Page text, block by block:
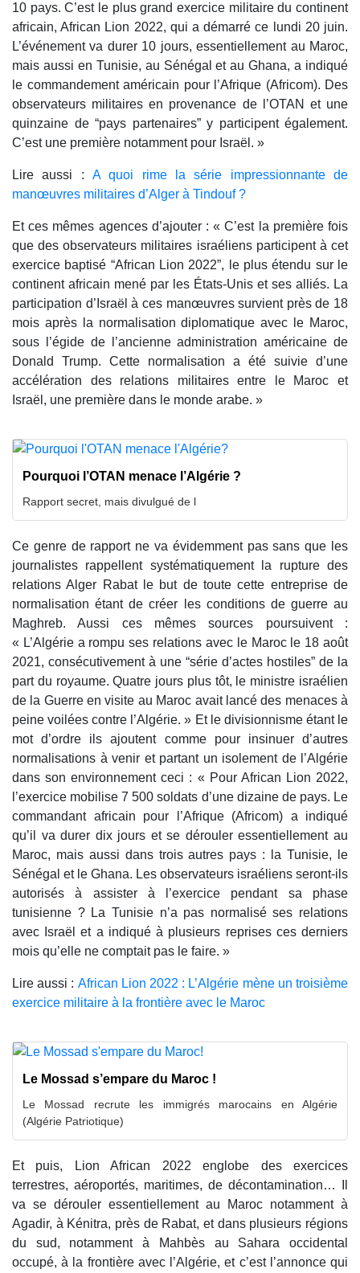
10 pays. C’est le plus grand exercice militaire du continent
africain, African Lion 2022, qui a démarré ce lundi 20 juin.
L’événement va durer 10 jours, essentiellement au Maroc,
mais aussi en Tunisie, au Sénégal et au Ghana, a indiqué
le commandement américain pour l’Afrique (Africom). Des
observateurs militaires en provenance de l’OTAN et une
quinzaine de “pays partenaires” y participent également.
C’est une première notamment pour Israël. »
Lire aussi : A quoi rime la série impressionnante de
manœuvres militaires d’Alger à Tindouf ?
Et ces mêmes agences d’ajouter : « C’est la première fois
que des observateurs militaires israéliens participent à cet
exercice baptisé “African Lion 2022”, le plus étendu sur le
continent africain mené par les États-Unis et ses alliés. La
participation d’Israël à ces manœuvres survient près de 18
mois après la normalisation diplomatique avec le Maroc,
sous l’égide de l’ancienne administration américaine de
Donald Trump. Cette normalisation a été suivie d’une
accélération des relations militaires entre le Maroc et
Israël, une première dans le monde arabe. »
Pourquoi l’OTAN menace l’Algérie ?
Rapport secret, mais divulgué de l
Ce genre de rapport ne va évidemment pas sans que les
journalistes rappellent systématiquement la rupture des
relations Alger Rabat le but de toute cette entreprise de
normalisation étant de créer les conditions de guerre au
Maghreb. Aussi ces mêmes sources poursuivent :
« L’Algérie a rompu ses relations avec le Maroc le 18 août
2021, consécutivement à une “série d’actes hostiles” de la
part du royaume. Quatre jours plus tôt, le ministre israélien
de la Guerre en visite au Maroc avait lancé des menaces à
peine voilées contre l’Algérie. » Et le divisionnisme étant le
mot d’ordre ils ajoutent comme pour insinuer d’autres
normalisations à venir et partant un isolement de l’Algérie
dans son environnement ceci : « Pour African Lion 2022,
l’exercice mobilise 7 500 soldats d’une dizaine de pays. Le
commandant africain pour l’Afrique (Africom) a indiqué
qu’il va durer dix jours et se dérouler essentiellement au
Maroc, mais aussi dans trois autres pays : la Tunisie, le
Sénégal et le Ghana. Les observateurs israéliens seront-ils
autorisés à assister à l’exercice pendant sa phase
tunisienne ? La Tunisie n’a pas normalisé ses relations
avec Israël et a indiqué à plusieurs reprises ces derniers
mois qu’elle ne comptait pas le faire. »
Lire aussi : African Lion 2022 : L’Algérie mène un troisième
exercice militaire à la frontière avec le Maroc
Le Mossad s’empare du Maroc !
Le Mossad recrute les immigrés marocains en Algérie
(Algérie Patriotique)
Et puis, Lion African 2022 englobe des exercices
terrestres, aéroportés, maritimes, de décontamination… Il
va se dérouler essentiellement au Maroc notamment à
Agadir, à Kénitra, près de Rabat, et dans plusieurs régions
du sud, notamment à Mahbès au Sahara occidental
occupé, à la frontière avec l’Algérie, et c’est l’annonce qui